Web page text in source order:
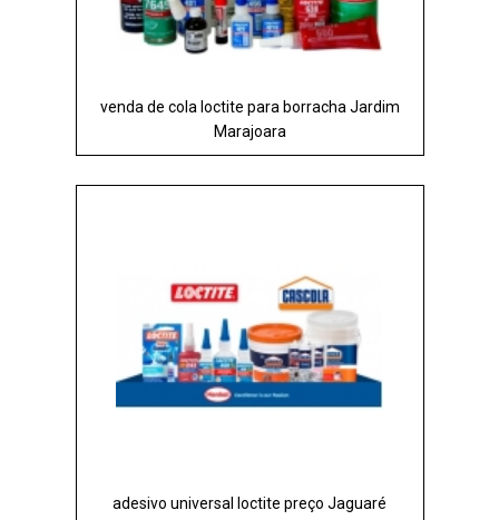
venda de cola loctite para borracha Jardim
Marajoara
adesivo universal loctite preço Jaguaré